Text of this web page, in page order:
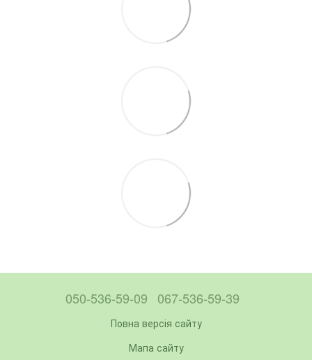
050-536-59-09 067-536-59-39
Повна версія сайту
Мапа сайту